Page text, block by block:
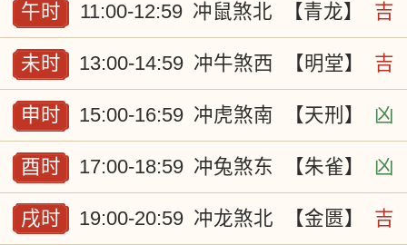
午时 11:00-12:59 冲鼠煞北 【青龙】 吉
未时 13:00-14:59 冲牛煞西 【明堂】 吉
申时 15:00-16:59 冲虎煞南 【天刑】 凶
酉时 17:00-18:59 冲兔煞东 【朱雀】 凶
戌时 19:00-20:59 冲龙煞北 【金匮】 吉